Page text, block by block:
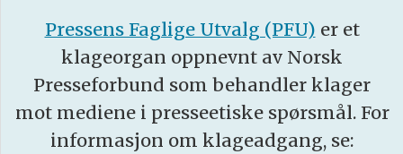
Pressens Faglige Utvalg (PFU) er et
klageorgan oppnevnt av Norsk
Presseforbund som behandler klager
mot mediene i presseetiske spørsmål. For
informasjon om klageadgang, se: